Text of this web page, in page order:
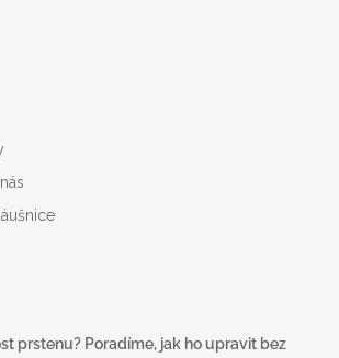
prstenu? Poradíme, jak ho upravit bez